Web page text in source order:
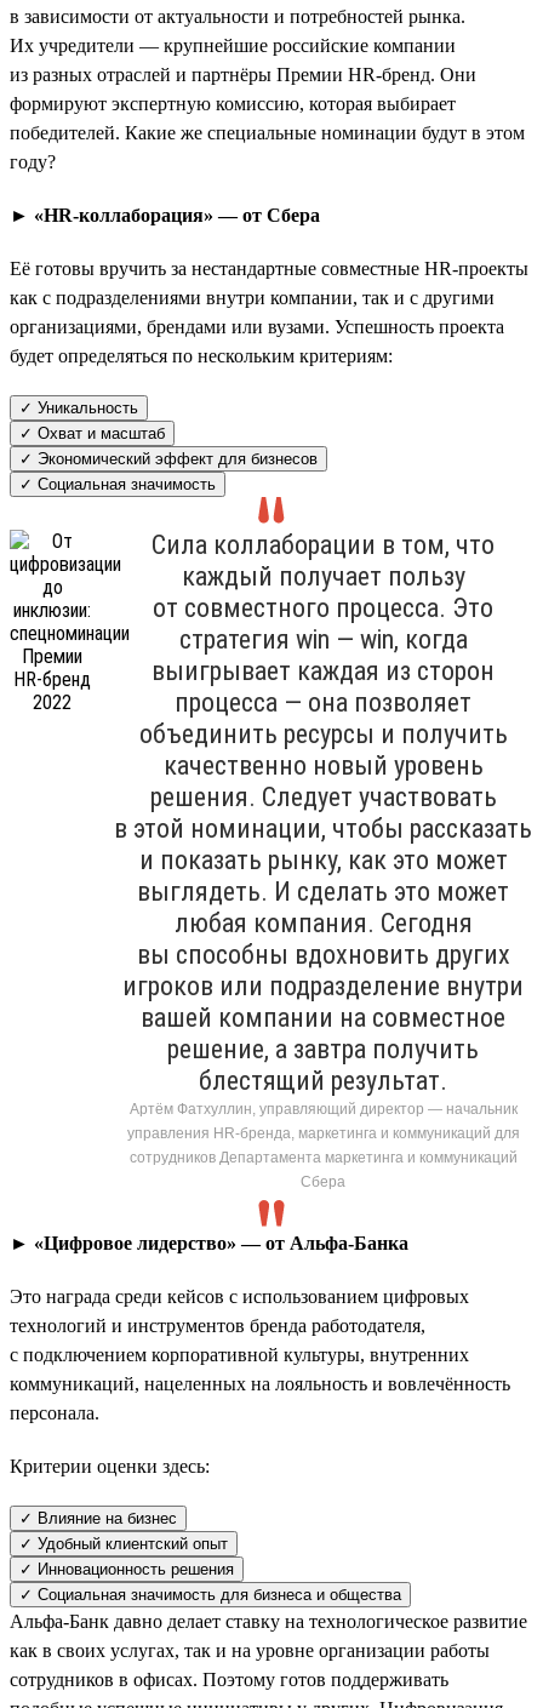
в зависимости от актуальности и потребностей рынка.
Их учредители — крупнейшие российские компании
из разных отраслей и партнёры Премии HR-бренд. Они
формируют экспертную комиссию, которая выбирает
победителей. Какие же специальные номинации будут в этом
году?
► «HR-коллаборация» — от Сбера
Её готовы вручить за нестандартные совместные HR-проекты
как с подразделениями внутри компании, так и с другими
организациями, брендами или вузами. Успешность проекта
будет определяться по нескольким критериям:
✓ Уникальность
✓ Охват и масштаб
✓ Экономический эффект для бизнесов
✓ Социальная значимость
Сила коллаборации в том, что
каждый получает пользу
от совместного процесса. Это
стратегия win — win, когда
выигрывает каждая из сторон
процесса — она позволяет
объединить ресурсы и получить
качественно новый уровень
решения. Следует участвовать
в этой номинации, чтобы рассказать
и показать рынку, как это может
выглядеть. И сделать это может
любая компания. Сегодня
вы способны вдохновить других
игроков или подразделение внутри
вашей компании на совместное
решение, а завтра получить
блестящий результат.
Артём Фатхуллин, управляющий директор — начальник
управления HR-бренда, маркетинга и коммуникаций для
сотрудников Департамента маркетинга и коммуникаций
Сбера
► «Цифровое лидерство» — от Альфа-Банка
Это награда среди кейсов с использованием цифровых
технологий и инструментов бренда работодателя,
с подключением корпоративной культуры, внутренних
коммуникаций, нацеленных на лояльность и вовлечённость
персонала.
Критерии оценки здесь:
✓ Влияние на бизнес
✓ Удобный клиентский опыт
✓ Инновационность решения
✓ Социальная значимость для бизнеса и общества
Альфа-Банк давно делает ставку на технологическое развитие
как в своих услугах, так и на уровне организации работы
сотрудников в офисах. Поэтому готов поддерживать